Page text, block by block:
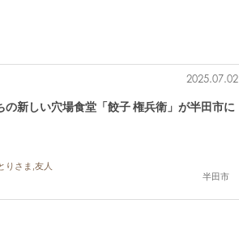
半田市
2025.07.02
の新しい穴場食堂「餃子 権兵衛」が半田市に
りさま,友人